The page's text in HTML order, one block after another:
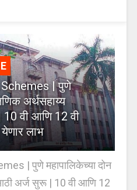
| पुणे
अर्थसहाय्य
10 वी आणि 12 वी
येणार लाभ
| पुणे महापालिकेच्या दोन
अर्ज सुरू | 10 वी आणि 12